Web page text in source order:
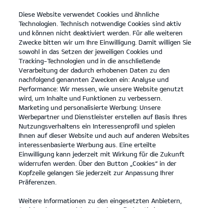
open
menu
KONTAKT
PROBEFAHRT
Modelle
Business
Angebote
Diese Website verwendet Cookies und ähnliche
Technologien. Technisch notwendige Cookies sind aktiv
und können nicht deaktiviert werden. Für alle weiteren
Zwecke bitten wir um Ihre Einwilligung. Damit willigen Sie
sowohl in das Setzen der jeweiligen Cookies und
Tracking-Technologien und in die anschließende
Verarbeitung der dadurch erhobenen Daten zu den
nachfolgend genannten Zwecken ein: Analyse und
Performance: Wir messen, wie unsere Website genutzt
wird, um Inhalte und Funktionen zu verbessern.
Marketing und personalisierte Werbung: Unsere
Werbepartner und Dienstleister erstellen auf Basis Ihres
Nutzungsverhaltens ein Interessenprofil und spielen
Ihnen auf dieser Website und auch auf anderen Websites
interessenbasierte Werbung aus. Eine erteilte
Einwilligung kann jederzeit mit Wirkung für die Zukunft
widerrufen werden. Über den Button „Cookies“ in der
Kopfzeile gelangen Sie jederzeit zur Anpassung Ihrer
Präferenzen.
Weitere Informationen zu den eingesetzten Anbietern,